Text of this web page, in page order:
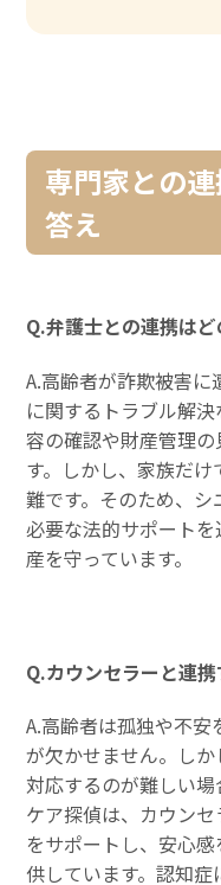
専門家との
答え
Q.弁護士との連携は
A.高齢者が詐欺被害
に関するトラブル解
容の確認や財産管理
す。しかし、家族だ
難です。そのため、シ
必要な法的サポート
産を守っています。
Q.カウンセラーと連
A.高齢者は孤独や不
が欠かせません。し
対応するのが難しい
ケア探偵は、カウン
をサポートし、安心
供しています。認知